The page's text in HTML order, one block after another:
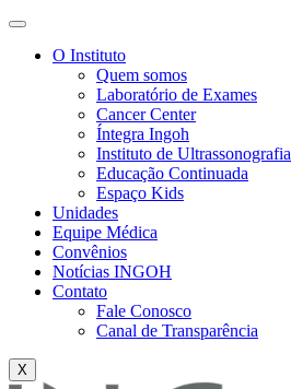
O Instituto
Quem somos
Laboratório de Exames
Cancer Center
Íntegra Ingoh
Instituto de Ultrassonografia
Educação Continuada
Espaço Kids
Unidades
Equipe Médica
Convênios
Notícias INGOH
Contato
Fale Conosco
Canal de Transparência
X